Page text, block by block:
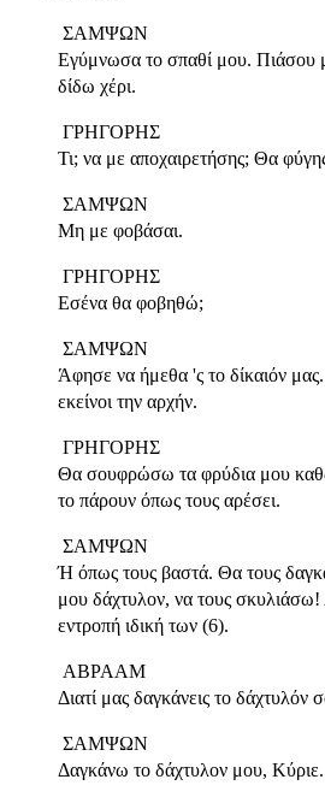
ΣΑΜΨΩΝ
Εγύμνωσα το σπαθί μου. Πιάσου
δίδω χέρι.
ΓΡΗΓΟΡΗΣ
Τι; να με αποχαιρετήσης; Θα
ΣΑΜΨΩΝ
Μη με φοβάσαι.
ΓΡΗΓΟΡΗΣ
Εσένα θα φοβηθώ;
ΣΑΜΨΩΝ
Άφησε να ήμεθα 'ς το δίκαιόν
εκείνοι την αρχήν.
ΓΡΗΓΟΡΗΣ
Θα σουφρώσω τα φρύδια μου
το πάρουν όπως τους αρέσει.
ΣΑΜΨΩΝ
Ή όπως τους βαστά. Θα τους
μου δάχτυλον, να τους
εντροπή ιδική των (6).
ΑΒΡΑΑΜ
Διατί μας δαγκάνεις το δάχτυλόν
ΣΑΜΨΩΝ
Δαγκάνω το δάχτυλον μου, Κύριε.